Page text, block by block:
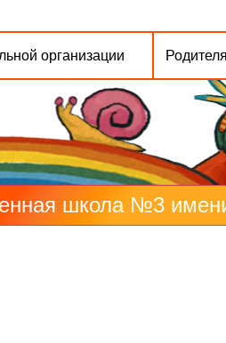
организации
школа №3